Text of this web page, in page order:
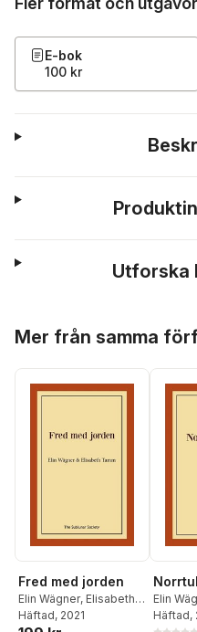
E-bok
100 kr
Utforska
Mer från samma
Fred med jorden
Elin Wägner, Elisabeth
Tamm
Häftad, 2021
Elin
Häftad,